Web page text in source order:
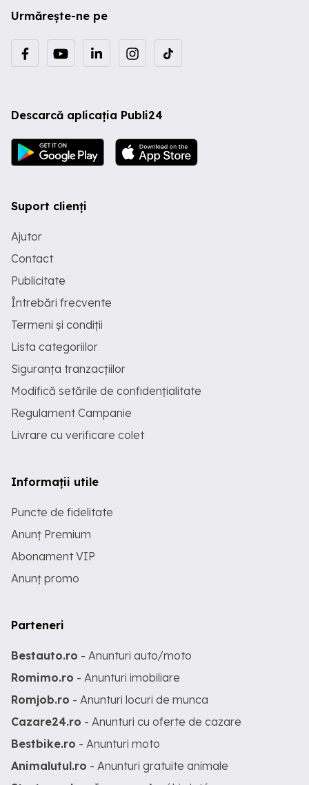
Urmărește-ne pe
Descarcă aplicația Publi24
Suport clienți
Ajutor
Contact
Publicitate
Întrebări frecvente
Termeni și condiții
Lista categoriilor
Siguranța tranzacțiilor
Modifică setările de confidențialitate
Regulament Campanie
Livrare cu verificare colet
Informații utile
Puncte de fidelitate
Anunț Premium
Abonament VIP
Anunț promo
Parteneri
Bestauto.ro - Anunturi auto/moto
Romimo.ro - Anunturi imobiliare
Romjob.ro - Anunturi locuri de munca
Cazare24.ro - Anunturi cu oferte de cazare
Bestbike.ro - Anunturi moto
Animalutul.ro - Anunturi gratuite animale